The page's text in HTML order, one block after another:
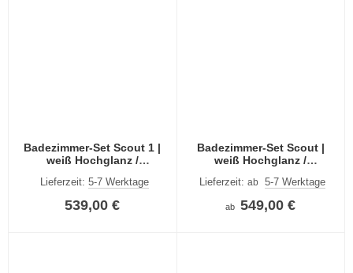
Badezimmer-Set Scout 1 |
weiß Hochglanz /
Lieferzeit: 5-7 Werktage
539,00 €
Badezimmer-Set Scout |
weiß Hochglanz /
Beleuchtung
Lieferzeit:ab 5-7 Werktage
ab 549,00 €